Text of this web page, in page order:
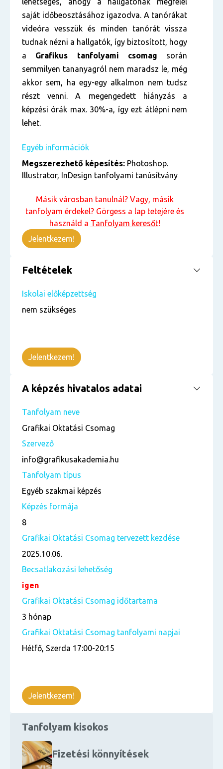
saját időbeosztásához igazodva. A tanórákat
videóra vesszük és minden tanórát vissza
tudnak nézni a hallgatók, így biztosított, hogy
a Grafikus tanfolyami csomag során
semmilyen tananyagról nem maradsz le, még
akkor sem, ha egy-egy alkalmon nem tudsz
részt venni. A megengedett hiányzás a
képzési órák max. 30%-a, így ezt átlépni nem
lehet.
Egyéb információk
Megszerezhető képesítés: Photoshop.
Illustrator, InDesign tanfolyami tanúsítvány
Másik városban tanulnál? Vagy, másik
tanfolyam érdekel? Görgess a lap tetejére és
használd a Tanfolyam keresőt!
Jelentkezem!
Tanfolyam kisokos
Fizetési könnyítések
Feltételek
Iskolai előképzettség
nem szükséges
Jelentkezem!
A képzés hivatalos adatai
Tanfolyam neve
Grafikai Oktatási Csomag
Szervező
info@grafikusakademia.hu
Tanfolyam típus
Egyéb szakmai képzés
Képzés formája
8
Grafikai Oktatási Csomag tervezett kezdése
2025.10.06.
Becsatlakozási lehetőség
igen
Grafikai Oktatási Csomag időtartama
3 hónap
Grafikai Oktatási Csomag tanfolyami napjai
Hétfő, Szerda 17:00-20:15
Jelentkezem!